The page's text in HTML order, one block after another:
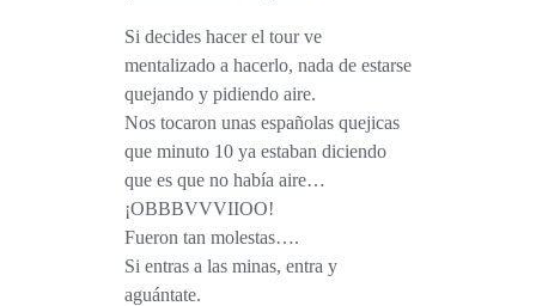
Si decides hacer el tour ve
mentalizado a hacerlo, nada de estarse
quejando y pidiendo aire.
Nos tocaron unas españolas quejicas
que minuto 10 ya estaban diciendo
que es que no había aire…
¡OBBBVVVIIOO!
Fueron tan molestas….
Si entras a las minas, entra y
aguántate.